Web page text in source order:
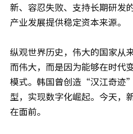
新、容忍失败、支持长期研发
产业发展提供稳定资本来源。
纵观世界历史，伟大的国家从
而伟大，而是因为能够在时代
模式。韩国曾创造“汉江奇迹
型，实现数字化崛起。今天，
在面前。